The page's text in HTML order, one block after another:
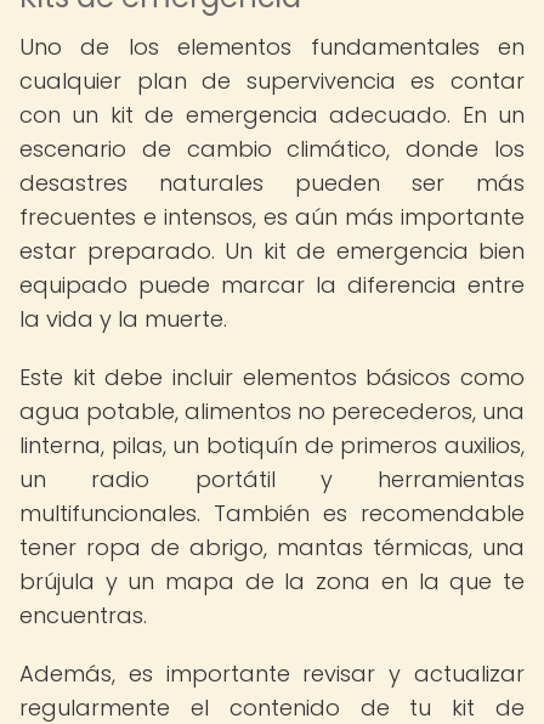
Uno de los elementos fundamentales en
cualquier plan de supervivencia es contar
con un kit de emergencia adecuado. En un
escenario de cambio climático, donde los
desastres naturales pueden ser más
frecuentes e intensos, es aún más importante
estar preparado. Un kit de emergencia bien
equipado puede marcar la diferencia entre
la vida y la muerte.
Este kit debe incluir elementos básicos como
agua potable, alimentos no perecederos, una
linterna, pilas, un botiquín de primeros auxilios,
un radio portátil y herramientas
multifuncionales. También es recomendable
tener ropa de abrigo, mantas térmicas, una
brújula y un mapa de la zona en la que te
encuentras.
Además, es importante revisar y actualizar
regularmente el contenido de tu kit de